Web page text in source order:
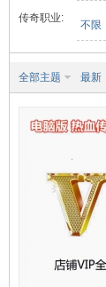
传奇职业:
不限
全部主题 最新